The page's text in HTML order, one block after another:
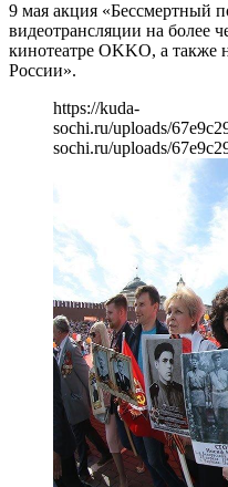
9 мая акция «Бессмертный
видеотрансляции на более
кинотеатре OKKO, а также
России».
https://kuda-
sochi.ru/uploads/
sochi.ru/uploads/